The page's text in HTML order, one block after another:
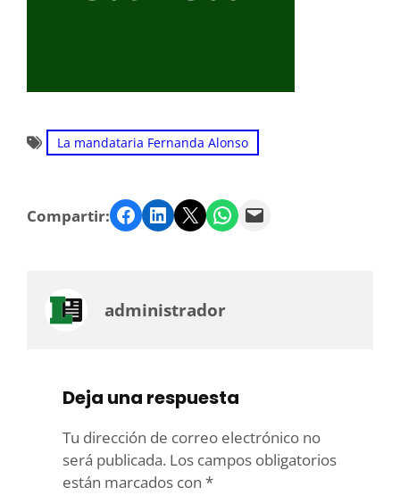
La mandataria Fernanda Alonso
Compartir: Facebook LinkedIn Twitter WhatsApp Email
administrador
Deja una respuesta
Tu dirección de correo electrónico no
será publicada. Los campos obligatorios
están marcados con *